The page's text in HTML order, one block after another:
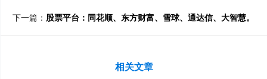
下一篇： 股票平台：同花顺、东方财富、雪球、通达信、大智慧。
相关文章